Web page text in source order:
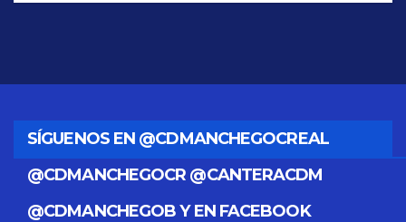
SÍGUENOS EN @CDMANCHEGOCREAL
@CDMANCHEGOCR @CANTERACDM
@CDMANCHEGOB Y EN FACEBOOK